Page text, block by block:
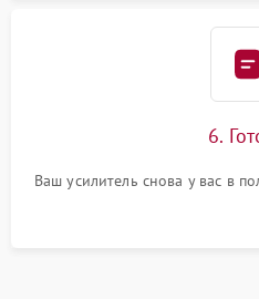
6.
Ваш усилитель снова у вас в